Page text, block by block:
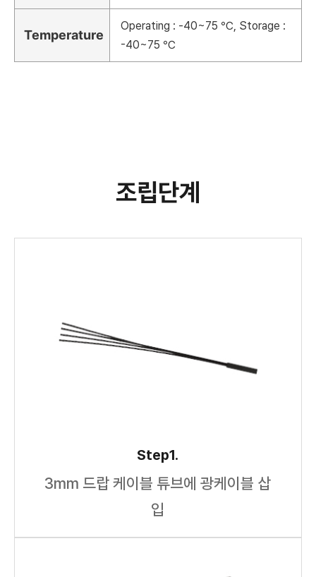
Temperature
Operating : -40~75 ℃, Storage :
-40~75 ℃
조립단계
Step1.
3mm 드랍 케이블 튜브에 광케이블 삽
입